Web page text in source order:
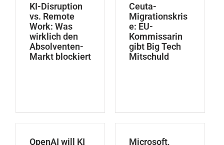
KI-Disruption
vs. Remote
Work: Was
wirklich den
Absolventen-
Markt blockiert
Ceuta-
Migrationskris
e: EU-
Kommissarin
gibt Big Tech
Mitschuld
OpenAI will KI
Microsoft,